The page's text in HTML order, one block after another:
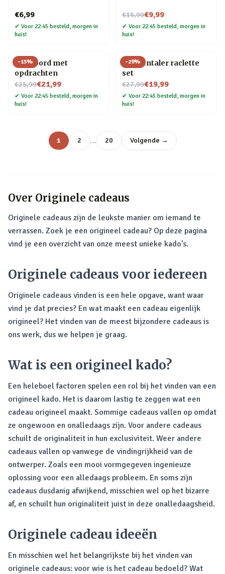
€6,99
✔ Voor 22:45 besteld, morgen in
huis!
€15,99
Nu voor€9,99
✔ Voor 22:45 besteld, morgen in
huis!
-15%
Pizzabord met
opdrachten
€25,99
Nu voor€21,99
✔ Voor 22:45 besteld, morgen in
huis!
-29%
Emmentaler raclette
set
€27,99
Nu voor€19,99
✔ Voor 22:45 besteld, morgen in
huis!
1 2 … 20 Volgende →
Over Originele cadeaus
Originele cadeaus zijn de leukste manier om iemand te
verrassen. Zoek je een origineel cadeau? Op deze pagina
vind je een overzicht van onze meest unieke kado’s.
Originele cadeaus voor iedereen
Originele cadeaus vinden is een hele opgave, want waar
vind je dat precies? En wat maakt een cadeau eigenlijk
origineel? Het vinden van de meest bijzondere cadeaus is
ons werk, dus we helpen je graag.
Wat is een origineel kado?
Een heleboel factoren spelen een rol bij het vinden van een
origineel kado. Het is daarom lastig te zeggen wat een
cadeau origineel maakt. Sommige cadeaus vallen op omdat
ze ongewoon en onalledaags zijn. Voor andere cadeaus
schuilt de originaliteit in hun exclusiviteit. Weer andere
cadeaus vallen op vanwege de vindingrijkheid van de
ontwerper. Zoals een mooi vormgegeven ingenieuze
oplossing voor een alledaags probleem. En soms zijn
cadeaus dusdanig afwijkend, misschien wel op het bizarre
af, en schuilt hun originaliteit juist in deze onalledaagsheid.
Originele cadeau ideeën
En misschien wel het belangrijkste bij het vinden van
originele cadeaus: voor wie is het cadeau bedoeld? Wat